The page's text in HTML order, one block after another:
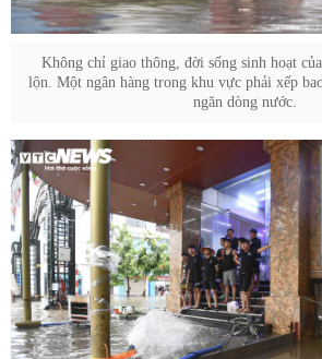
Không chỉ giao thông, đời sống sinh hoạt
lộn. Một ngân hàng trong khu vực phải xếp
ngăn dòng nước.